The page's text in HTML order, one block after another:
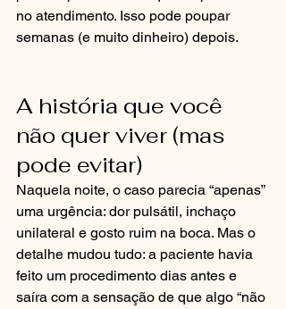
no atendimento. Isso pode poupar
semanas (e muito dinheiro) depois.
A história que você
não quer viver (mas
pode evitar)
Naquela noite, o caso parecia “apenas”
uma urgência: dor pulsátil, inchaço
unilateral e gosto ruim na boca. Mas o
detalhe mudou tudo: a paciente havia
feito um procedimento dias antes e
saíra com a sensação de que algo “não